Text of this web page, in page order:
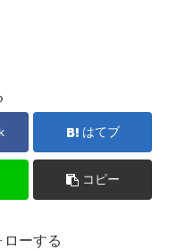
はてブ
コピー
ーする